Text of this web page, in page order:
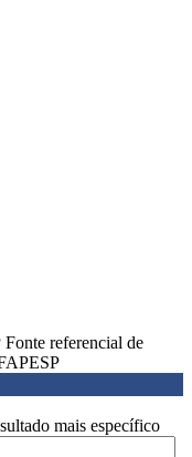
Fonte referencial de
mais específico